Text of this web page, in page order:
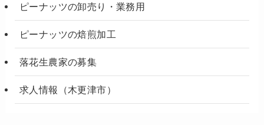
ピーナッツの卸売り・業務用
ピーナッツの焙煎加工
落花生農家の募集
求人情報（木更津市）